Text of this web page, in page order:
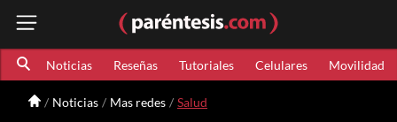
Noticias Reseñas Tutoriales Celulares Movilidad
Noticias Mas redes Salud